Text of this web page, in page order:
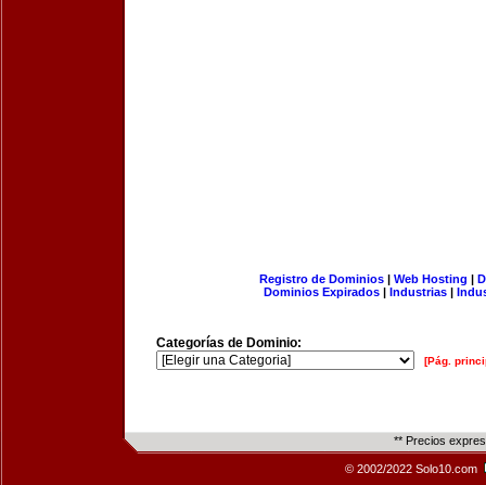
Registro de Dominios| Web Hosting |
Dominios Expirados | Industrias |
Categorías de Dominio:
[Pág.
** Precios
© 2002/2022 Solo10.com